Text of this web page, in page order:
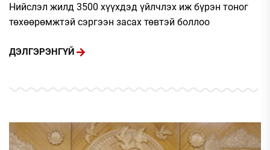
Нийслэл жилд 3500 хүүхдэд үйлчлэх иж бүрэн тоног
төхөөрөмжтэй сэргээн засах төвтэй боллоо
ДЭЛГЭРЭНГҮЙ